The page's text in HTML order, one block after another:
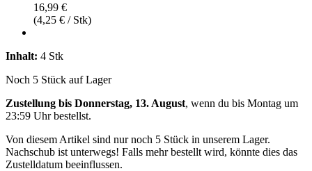
16,99 €
(4,25 € / Stk)
Inhalt: 4 Stk
Noch 5 Stück auf Lager
Zustellung bis Donnerstag, 13. August, wenn du bis Montag um
23:59 Uhrbestellst.
Von diesem Artikel sind nur noch 5 Stück in unserem Lager.
Nachschub ist unterwegs! Falls mehr bestellt wird, könnte dies das
Zustelldatum beeinflussen.